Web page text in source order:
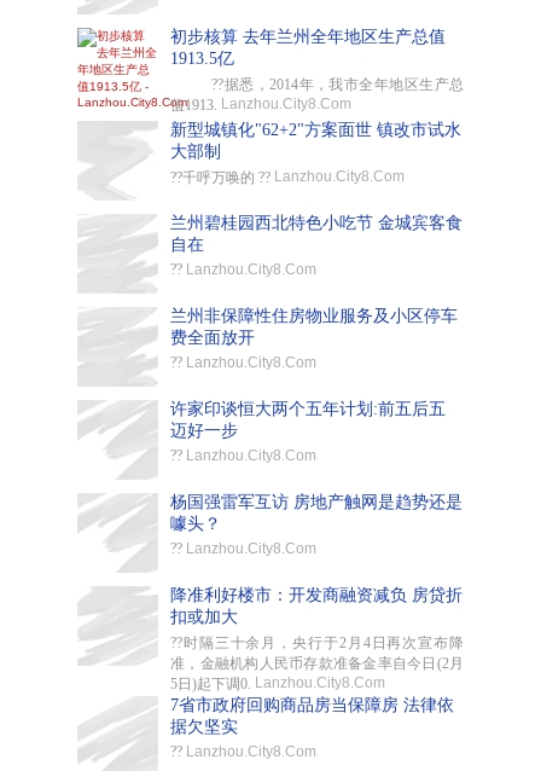
初步核算 去年兰州全年地区生产总值
1913.5亿
??据悉，2014年，我市全年地区生产总
值1913. Lanzhou.City8.Com
新型城镇化"62+2"方案面世 镇改市试水
大部制
??千呼万唤的 ?? Lanzhou.City8.Com
兰州碧桂园西北特色小吃节 金城宾客食
自在
?? Lanzhou.City8.Com
兰州非保障性住房物业服务及小区停车
费全面放开
?? Lanzhou.City8.Com
许家印谈恒大两个五年计划:前五后五
迈好一步
?? Lanzhou.City8.Com
杨国强雷军互访 房地产触网是趋势还是
噱头？
?? Lanzhou.City8.Com
降准利好楼市：开发商融资减负 房贷折
扣或加大
??时隔三十余月，央行于2月4日再次宣布降
准，金融机构人民币存款准备金率自今日(2月
5日)起下调0. Lanzhou.City8.Com
7省市政府回购商品房当保障房 法律依
据欠坚实
?? Lanzhou.City8.Com